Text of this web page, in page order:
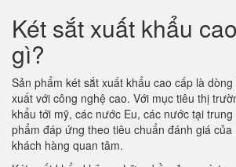
Két sắt xuất khẩu
gì?
Sản phẩm két sắt xuất khẩu cao cấp là
xuất với công nghệ cao. Với mục tiêu thị
khẩu tới mỹ, các nước Eu, các nước tại
phẩm đáp ứng theo tiêu chuẩn đánh giá
khách hàng quan tâm.